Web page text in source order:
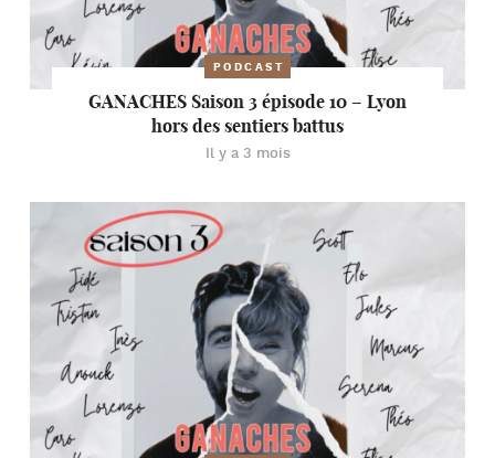
PODCAST
GANACHES Saison 3 épisode 10 – Lyon
hors des sentiers battus
Il y a 3 mois